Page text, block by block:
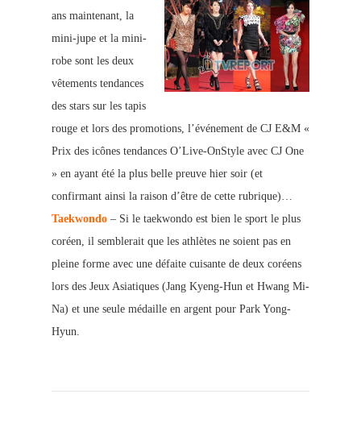
ans maintenant, la
mini-jupe et la mini-
robe sont les deux
vêtements tendances
des stars sur les tapis
rouge et lors des promotions, l’événement de CJ E&M «
Prix des icônes tendances O’Live-OnStyle avec CJ One
» en ayant été la plus belle preuve hier soir (et
confirmant ainsi la raison d’être de cette rubrique)…
Taekwondo – Si le taekwondo est bien le sport le plus
coréen, il semblerait que les athlètes ne soient pas en
pleine forme avec une défaite cuisante de deux coréens
lors des Jeux Asiatiques (Jang Kyeng-Hun et Hwang Mi-
Na) et une seule médaille en argent pour Park Yong-
Hyun.